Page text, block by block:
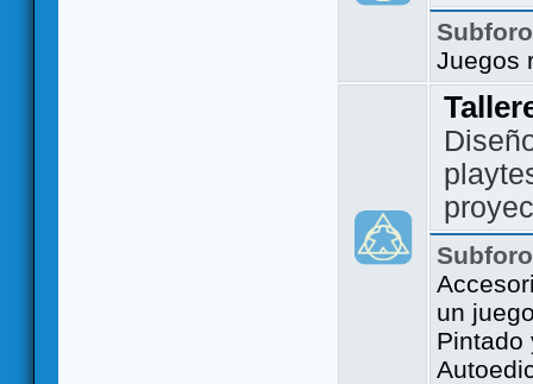
Juegos
un
Pintado